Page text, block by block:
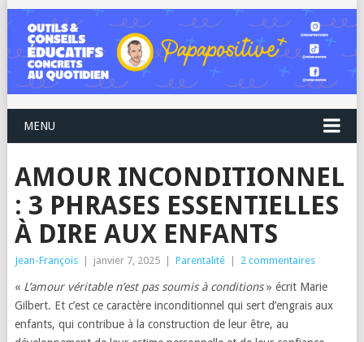
MENU
AMOUR INCONDITIONNEL
: 3 PHRASES ESSENTIELLES
À DIRE AUX ENFANTS
Jean-François janvier 7, 2025 Parentalité 2 commentaires
« L’amour véritable n’est pas soumis à conditions» écrit Marie
Gilbert. Et c’est ce caractère inconditionnel qui sert d’engrais aux
enfants, qui contribue à la construction de leur être, au